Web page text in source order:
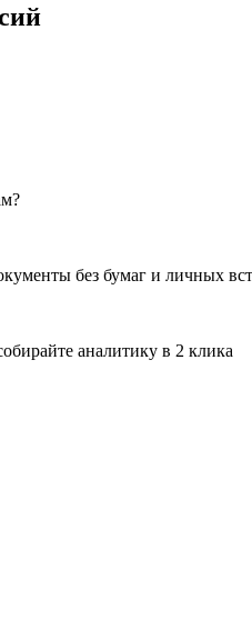
без бумаг и личных
аналитику в 2 клика